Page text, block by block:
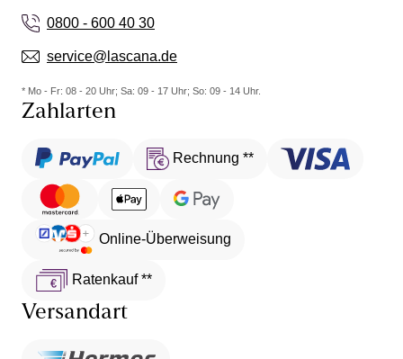
0800 - 600 40 30
service@lascana.de
* Mo - Fr: 08 - 20 Uhr; Sa: 09 - 17 Uhr; So: 09 - 14 Uhr.
Zahlarten
Rechnung **
Online-Überweisung
Ratenkauf **
Versandart